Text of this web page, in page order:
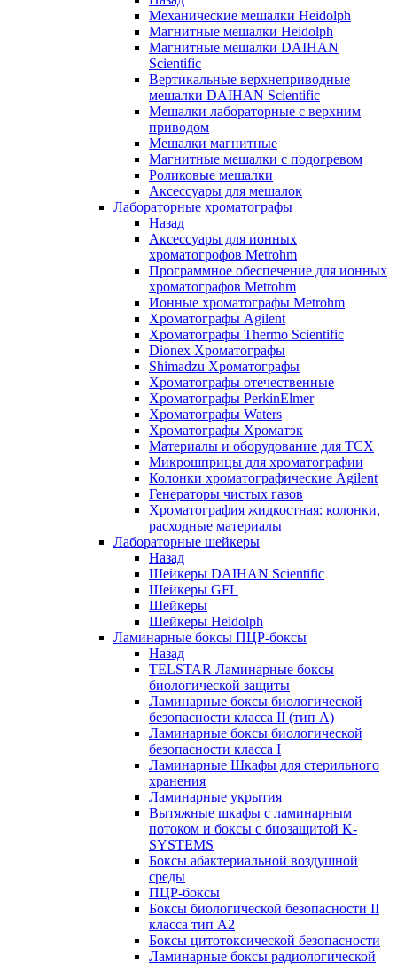
Механические мешалки Heidolph
Магнитные мешалки Heidolph
Магнитные мешалки DAIHAN
Scientific
Вертикальные верхнеприводные
мешалки DAIHAN Scientific
Мешалки лабораторные с верхним
приводом
Мешалки магнитные
Магнитные мешалки с подогревом
Роликовые мешалки
Аксессуары для мешалок
Лабораторные хроматографы
Назад
Аксессуары для ионных
хроматогрофов Metrohm
Программное обеспечение для ионных
хроматографов Metrohm
Ионные хроматографы Metrohm
Хроматографы Agilent
Хроматографы Thermo Scientific
Dionex Хроматографы
Shimadzu Хроматографы
Хроматографы отечественные
Хроматографы PerkinElmer
Хроматографы Waters
Хроматографы Хроматэк
Материалы и оборудование для ТСХ
Микрошприцы для хроматографии
Колонки хроматографические Agilent
Генераторы чистых газов
Хроматография жидкостная: колонки,
расходные материалы
Лабораторные шейкеры
Назад
Шейкеры DAIHAN Scientific
Шейкеры GFL
Шейкеры
Шейкеры Heidolph
Ламинарные боксы ПЦР-боксы
Назад
TELSTAR Ламинарные боксы
биологической защиты
Ламинарные боксы биологической
безопасности класса II (тип А)
Ламинарные боксы биологической
безопасности класса I
Ламинарные Шкафы для стерильного
хранения
Ламинарные укрытия
Вытяжные шкафы с ламинарным
потоком и боксы с биозащитой K-
SYSTEMS
Боксы абактериальной воздушной
среды
ПЦР-боксы
Боксы биологической безопасности II
класса тип A2
Боксы цитотоксической безопасности
Ламинарные боксы радиологической